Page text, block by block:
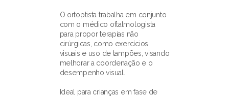
contato
AGENDE SUA CONSULTA
O ortoptista trabalha em conjunto
com o médico oftalmologista
para propor terapias não
cirúrgicas, como exercícios
visuais e uso de tampões, visando
melhorar a coordenação e o
desempenho visual.
Ideal para crianças em fase de